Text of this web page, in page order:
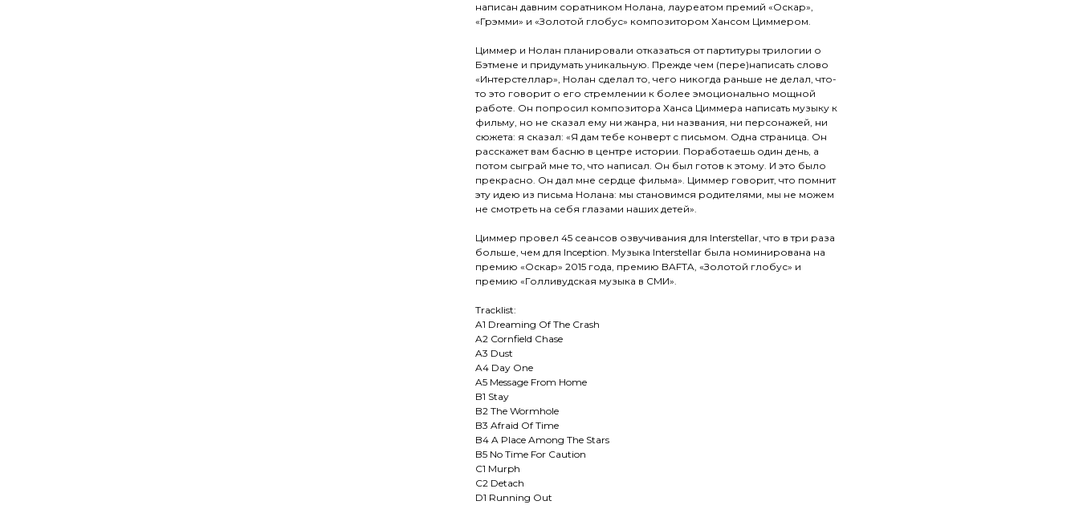
написан давним соратником Нолана, лауреатом премий «Оскар»,
«Грэмми» и «Золотой глобус» композитором Хансом Циммером.
Циммер и Нолан планировали отказаться от партитуры трилогии о
Бэтмене и придумать уникальную. Прежде чем (пере)написать слово
«Интерстеллар», Нолан сделал то, чего никогда раньше не делал, что-
то это говорит о его стремлении к более эмоционально мощной
работе. Он попросил композитора Ханса Циммера написать музыку к
фильму, но не сказал ему ни жанра, ни названия, ни персонажей, ни
сюжета: я сказал: «Я дам тебе конверт с письмом. Одна страница. Он
расскажет вам басню в центре истории. Поработаешь один день, а
потом сыграй мне то, что написал. Он был готов к этому. И это было
прекрасно. Он дал мне сердце фильма». Циммер говорит, что помнит
эту идею из письма Нолана: мы становимся родителями, мы не можем
не смотреть на себя глазами наших детей».
Циммер провел 45 сеансов озвучивания для Interstellar, что в три раза
больше, чем для Inception. Музыка Interstellar была номинирована на
премию «Оскар» 2015 года, премию BAFTA, «Золотой глобус» и
премию «Голливудская музыка в СМИ».
Tracklist:
A1 Dreaming Of The Crash
A2 Cornfield Chase
A3 Dust
A4 Day One
A5 Message From Home
B1 Stay
B2 The Wormhole
B3 Afraid Of Time
B4 A Place Among The Stars
B5 No Time For Caution
C1 Murph
C2 Detach
D1 Running Out